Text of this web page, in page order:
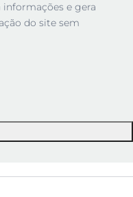
e gera
do site sem